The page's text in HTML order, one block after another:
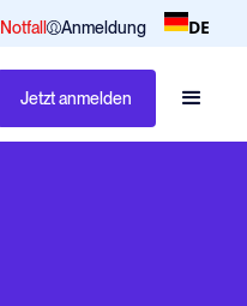
Notfall Anmeldung DE
Jetzt anmelden